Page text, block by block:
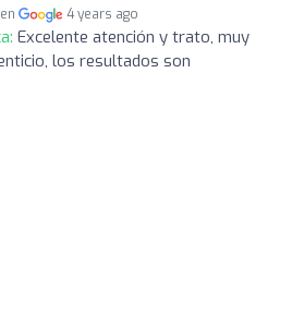
4 years ago
Excelente atención y trato, muy
los resultados son